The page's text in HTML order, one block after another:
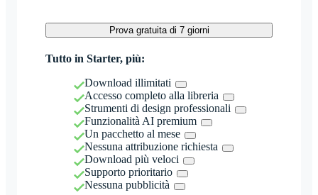
Prova gratuita di 7 giorni
Tutto in Starter, più:
Download illimitati
Accesso completo alla libreria
Strumenti di design professionali
Funzionalità AI premium
Un pacchetto al mese
Nessuna attribuzione richiesta
Download più veloci
Supporto prioritario
Nessuna pubblicità